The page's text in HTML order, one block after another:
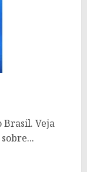
Brasil. Veja